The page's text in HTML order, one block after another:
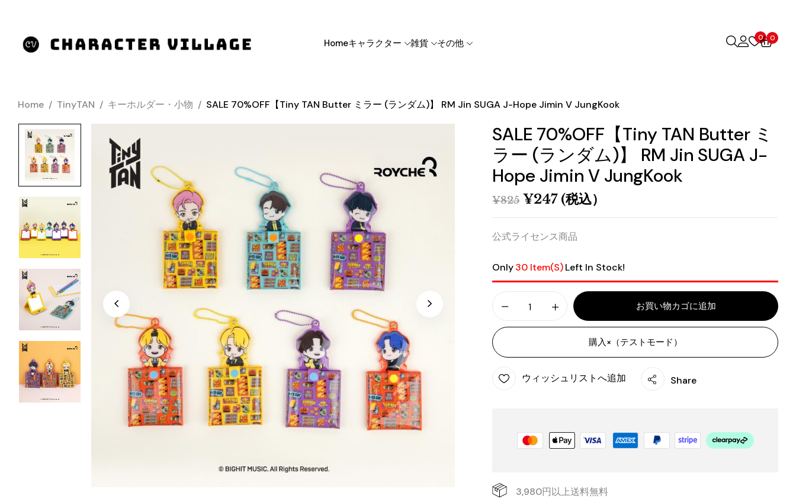
Homeキャラクター 雑貨 その他 0 0
Home / TinyTAN / キーホルダー・小物 / SALE 70%OFF【Tiny TAN Butter ミラー (ランダム)】 RM Jin SUGA J-Hope Jimin V JungKook
SALE 70%OFF【Tiny TAN Butter ミ
ラー (ランダム)】 RM Jin SUGA J-
Hope Jimin V JungKook
¥825 ¥247(税込）
公式ライセンス商品
Only30 Item(s)Left In Stock!
お買い物カゴに追加
購入×（テストモード）
ウィッシュリストへ追加 Share
3,980円以上送料無料